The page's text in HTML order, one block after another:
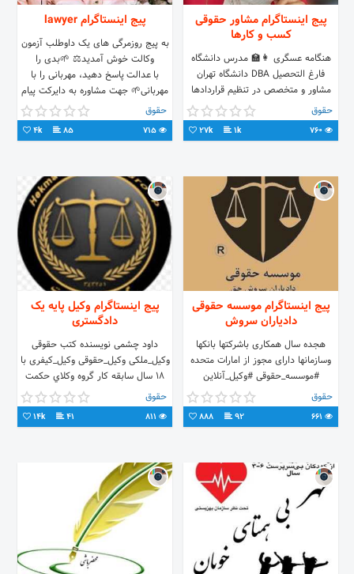
پیج اینستاگرام مشاور حقوقی
کسب و کارها
هنگامه عسگری 👩‍🏫 مدرس دانشگاه
فارغ التحصیل DBA دانشگاه تهران
مشاور و متخصص در تنظیم قراردادها
موسسه کار وکسب ویرا (یاور⚖ حقوقی
شما) ۲۲۳۸۳۱۰۰_۲۲۳۸۳۲۰۰
حقوق
1k
27k
پیج اینستاگرام lawyer
به پیج روزمرگی های یک داوطلب آزمون
وکالت خوش آمدید⚖️ 🌱بدی را
با عدالت پاسخ دهید، مهربانی را با
مهربانی🌱 جهت مشاوره به دایرکت پیام
دهید👌 برنامه ریزی کاملا رایگان هدف
این پیج پیشرفت شماست بدون هیچ
هزینه ای پس ما را حمایت کنید #وکالت
حقوق
85
4k
پیج اینستاگرام موسسه حقوقی
دادیاران سروش
هجده سال همکاری باشرکتها بانکها
وسازمانها دارای مجوز از امارات متحده
#موسسه_حقوقی #وکیل_آنلاین
حقوق
92
888
پیج اینستاگرام وکیل پایه یک
دادگستری
داود چشمی نويسنده كتب حقوقی
وکیل_ملکی وکیل_حقوقی وکیل_کیفری با
18 سال سابقه كار گروه وكلاي حكمت
شماره تماس : 02177719337
پاسخگویی به سوالات فقط👇
حقوق
41
14k